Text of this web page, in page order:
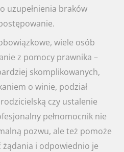
uzupełnienia braków
wiele osób
z pomocy prawnika –
skomplikowanych,
o winie, podział
czy ustalenie
pełnomocnik nie
pozwu, ale też pomoże
żądania i odpowiednio je